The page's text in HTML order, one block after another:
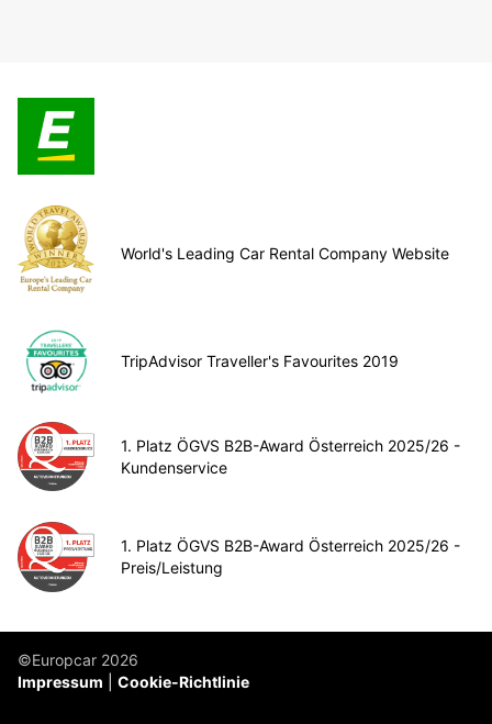
World's Leading Car Rental Company Website
TripAdvisor Traveller's Favourites 2019
1. Platz ÖGVS B2B-Award Österreich 2025/26 -
Kundenservice
1. Platz ÖGVS B2B-Award Österreich 2025/26 -
Preis/Leistung
©Europcar 2026
Impressum
Cookie-Richtlinie